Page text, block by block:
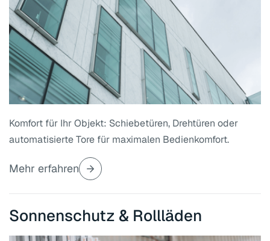
Komfort für Ihr Objekt: Schiebetüren, Drehtüren oder
automatisierte Tore für maximalen Bedienkomfort.
Mehr erfahren
Sonnenschutz & Rollläden